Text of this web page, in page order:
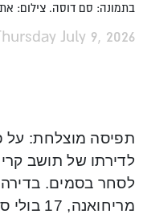
בתמונה: סם דוסה. צילום: אתר
July 9, 2026
תפיסה מוצלחת: על
לסחר בסמים. בדירה